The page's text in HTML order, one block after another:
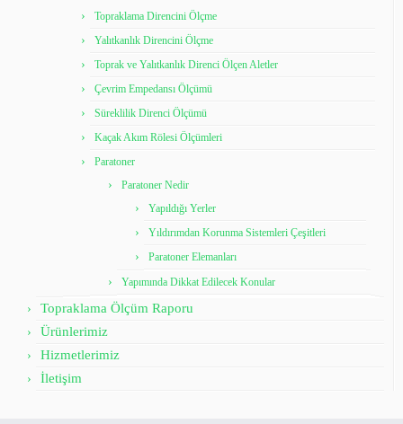
Topraklama Direncini Ölçme
Yalıtkanlık Direncini Ölçme
Toprak ve Yalıtkanlık Direnci Ölçen Aletler
Çevrim Empedansı Ölçümü
Süreklilik Direnci Ölçümü
Kaçak Akım Rölesi Ölçümleri
Paratoner
Paratoner Nedir
Yapıldığı Yerler
Yıldırımdan Korunma Sistemleri Çeşitleri
Paratoner Elemanları
Yapımında Dikkat Edilecek Konular
Topraklama Ölçüm Raporu
Ürünlerimiz
Hizmetlerimiz
İletişim